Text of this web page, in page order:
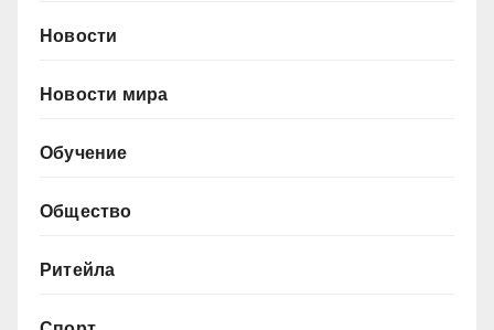
Новости
Новости мира
Обучение
Общество
Ритейла